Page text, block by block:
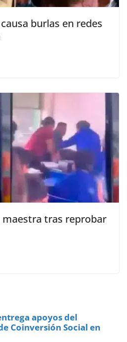
burlas en redes
maestra tras reprobar
apoyos del
Coinversión Social en